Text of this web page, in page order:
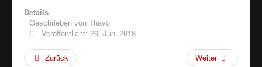
Details
Geschrieben von Thavo
Veröffentlicht: 26. Juni 2018
Zurück Weiter